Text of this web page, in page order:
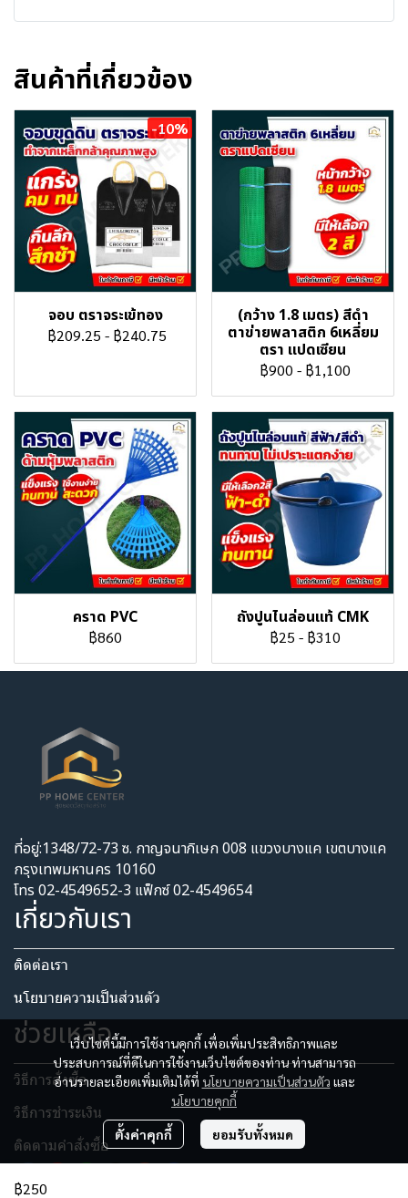
สินค้าที่เกี่ยวข้อง
-10%
จอบ ตราจระเข้ทอง
฿209.25 - ฿240.75
(กว้าง 1.8 เมตร) สีดำ
ตาข่ายพลาสติก 6เหลี่ยม
ตรา แปดเซียน
฿900 - ฿1,100
คราด PVC
฿860
ถังปูนไนล่อนแท้ CMK
฿25 - ฿310
฿250
เว็บไซต์นี้มีการใช้งานคุกกี้ เพื่อเพิ่มประสิทธิภาพและ
ประสบการณ์ที่ดีในการใช้งานเว็บไซต์ของท่าน ท่านสามารถ
อ่านรายละเอียดเพิ่มเติมได้ที่ นโยบายความเป็นส่วนตัว และ
นโยบายคุกกี้
ตั้งค่าคุกกี้ ยอมรับทั้งหมด
ที่อยู่:1348/72-73 ซ. กาญจนาภิเษก 008 แขวงบางแค เขตบางแค
กรุงเทพมหานคร 10160
โทร 02-4549652-3 แฟ็กซ์ 02-4549654
เกี่ยวกับเรา
ติดต่อเรา
นโยบายความเป็นส่วนตัว​
ช่วยเหลือ
วิธีการสั่งซื้อ
วิธีการชำระเงิน
ติดตามคำสั่งซื้อ